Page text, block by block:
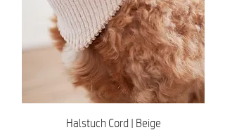
Halstuch Cord | Beige